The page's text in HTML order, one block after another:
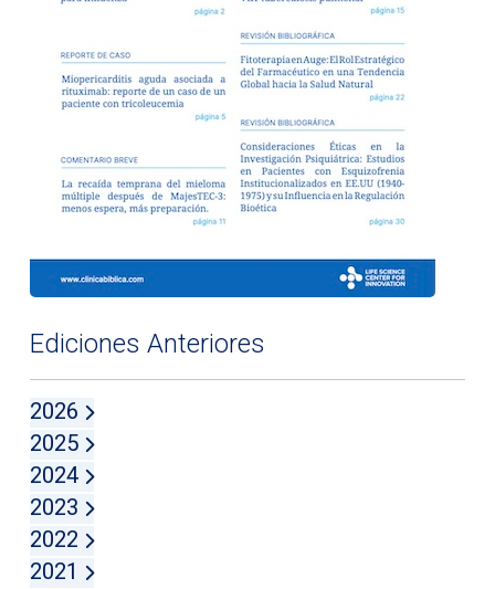
Ediciones Anteriores
2026
2025
2024
2023
2022
2021